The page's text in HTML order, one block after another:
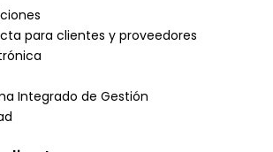
para clientes y proveedores
Integrado de Gestión